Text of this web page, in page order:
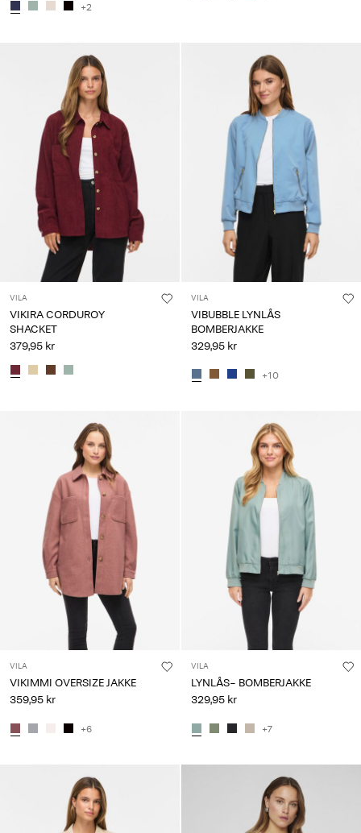
+2
VILA
VIKIRA CORDUROY
SHACKET
379,95 kr
VILA
VIBUBBLE LYNLÅS
BOMBERJAKKE
329,95 kr
+10
VILA
VIKIMMI OVERSIZE JAKKE
359,95 kr
+6
VILA
LYNLÅS- BOMBERJAKKE
329,95 kr
+7